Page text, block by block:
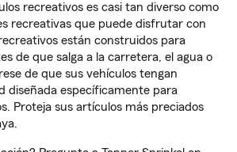
recreativos es casi tan diverso como
recreativas que puede disfrutar con
están construidos para
de que salga a la carretera, el agua o
de que sus vehículos tengan
diseñada específicamente para
Proteja sus artículos más preciados